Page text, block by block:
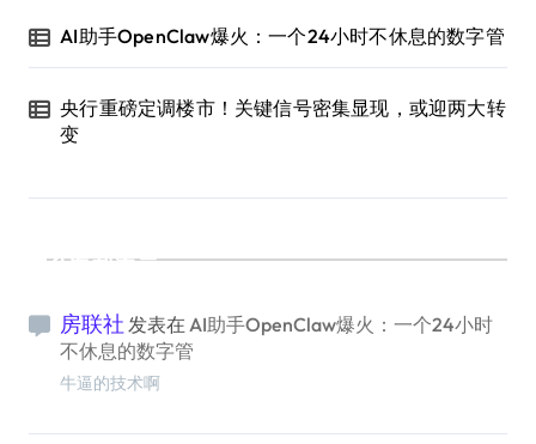
AI助手OpenClaw爆火：一个24小时不休息的数字管
央行重磅定调楼市！关键信号密集显现，或迎两大转
变
最新留言
房联社 发表在 AI助手OpenClaw爆火：一个24小时
不休息的数字管
牛逼的技术啊